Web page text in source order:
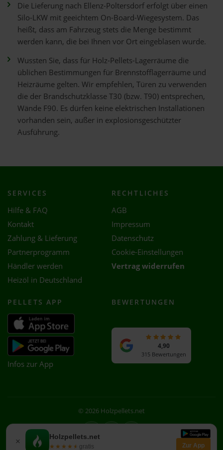
Die Lieferung nach Ellenz-Poltersdorf erfolgt über einen
Silo-LKW mit geeichtem On-Board-Wiegesystem. Das
heißt, dass am Fahrzeug stets die Menge bestimmt
werden kann, die bei Ihnen vor Ort eingeblasen wurde.
Wussten Sie, dass für Holz-Pellets-Lagerräume die
üblichen Bestimmungen für Brennstofflagerräume und
Heizräume gelten. Wir empfehlen, Türen zu verwenden
die der Brandschutzklasse T30 (bzw. T90) entsprechen,
Wände F90. Es dürfen keine elektrischen Installationen
vorhanden sein, außer in explosionsgeschützter
Ausführung.
× Holzpellets.net
★★★★★
★★★★★ gratis Zur App
SERVICES
Hilfe & FAQ
Kontakt
Zahlung & Lieferung
Partnerprogramm
Händler werden
Heizöl in Deutschland
RECHTLICHES
AGB
Impressum
Datenschutz
Cookie-Einstellungen
Vertrag widerrufen
PELLETS APP
Infos zur App
BEWERTUNGEN
4,90
315 Bewertungen
© 2026 Holzpellets.net
Facebook